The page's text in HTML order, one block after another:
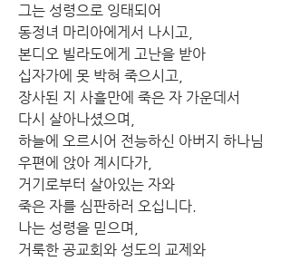
그는 성령으로 잉태되어
동정녀 마리아에게서 나시고,
본디오 빌라도에게 고난을 받아
십자가에 못 박혀 죽으시고,
장사된 지 사흘만에 죽은 자 가운데서
다시 살아나셨으며,
하늘에 오르시어 전능하신 아버지 하나님
우편에 앉아 계시다가,
거기로부터 살아있는 자와
죽은 자를 심판하러 오십니다.
나는 성령을 믿으며,
거룩한 공교회와 성도의 교제와